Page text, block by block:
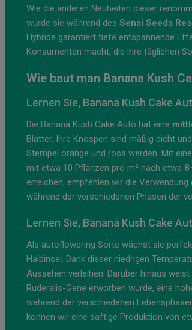
Wie die anderen Neuheiten dieser
wurde sie während des Sensi Seeds
Hybride garantiert tiefe entspannende
Konsumenten macht, die ihre täglichen
Wie baut man Banana Kush
Lernen Sie, Banana Kush Cake
Die Banana Kush Cake Auto hat eine
Blätter. Ihre Knospen sind mäßig dicht
Stempel orange und rosa werden. Mit
mit etwa 10 Pflanzen pro m² nach etwa
erreichen, empfehlen wir die Verwendung
während der verschiedenen Phasen der
Lernen Sie, Banana Kush Cake
Als autoflowering Sorte wächst sie
Halbinsel. Dank dieser niedrigen
Aussehen verleihen. Darüber hinaus
Ruderalis-Gene erworben wurde, eine
während der verschiedenen
können wir eine saftige Produktion von